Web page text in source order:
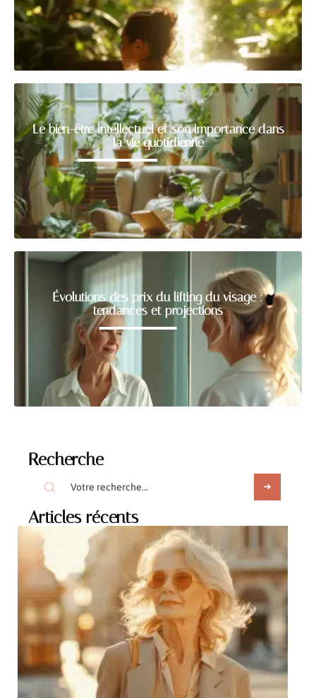
Le bien-être intellectuel et son importance dans
la vie quotidienne
Évolutions des prix du lifting du visage :
tendances et projections
Recherche
Articles récents